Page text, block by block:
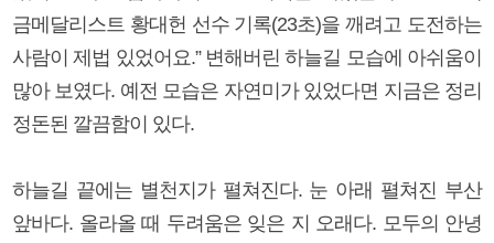
금메달리스트 황대헌 선수 기록(23초)을 깨려고 도전하는
사람이 제법 있었어요.” 변해버린 하늘길 모습에 아쉬움이
많아 보였다. 예전 모습은 자연미가 있었다면 지금은 정리
정돈된 깔끔함이 있다.
하늘길 끝에는 별천지가 펼쳐진다. 눈 아래 펼쳐진 부산
앞바다. 올라올 때 두려움은 잊은 지 오래다. 모두의 안녕